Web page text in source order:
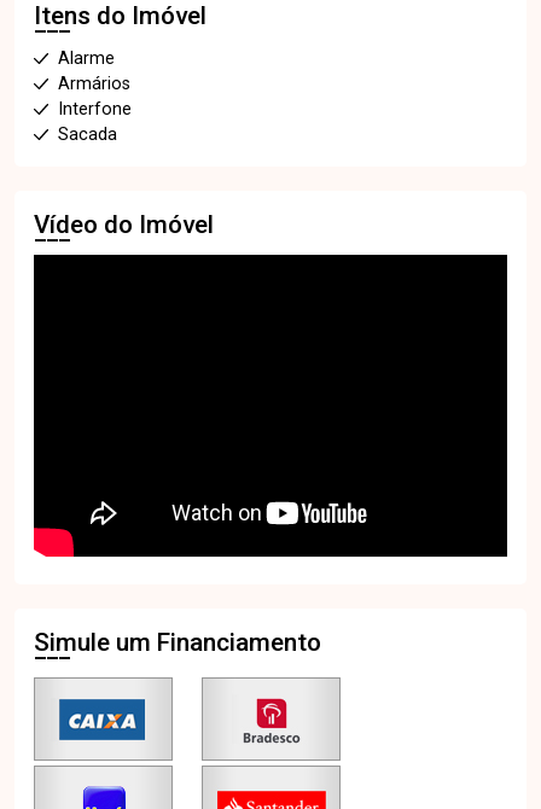
Itens do Imóvel
Alarme
Armários
Interfone
Sacada
Vídeo do Imóvel
Simule um Financiamento